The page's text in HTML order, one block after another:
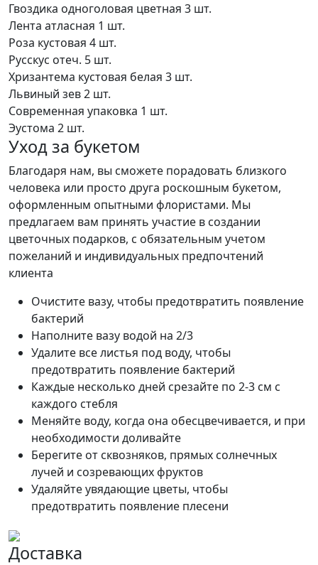
Гвоздика одноголовая цветная 3 шт.
Лента атласная 1 шт.
Роза кустовая 4 шт.
Русскус отеч. 5 шт.
Хризантема кустовая белая 3 шт.
Львиный зев2 шт.
Современная упаковка 1 шт.
Эустома 2 шт.
Уход за букетом
Благодаря нам, вы сможете порадовать близкого
человека или просто друга роскошным букетом,
оформленным опытными флористами. Мы
предлагаем вам принять участие в создании
цветочных подарков, с обязательным учетом
пожеланий и индивидуальных предпочтений
клиента
Очистите вазу, чтобы предотвратить появление
бактерий
Наполните вазу водой на 2/3
Удалите все листья под воду, чтобы
предотвратить появление бактерий
Каждые несколько дней срезайте по 2-3 см с
каждого стебля
Меняйте воду, когда она обесцвечивается, и при
необходимости доливайте
Берегите от сквозняков, прямых солнечных
лучей и созревающих фруктов
Удаляйте увядающие цветы, чтобы
предотвратить появление плесени
Доставка